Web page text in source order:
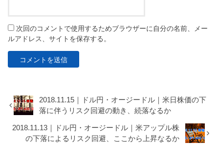
次回のコメントで使用するためブラウザーに自分の名前、メー
ルアドレス、サイトを保存する。
2018.11.15｜ドル円・オージードル｜米日株価の下
落に伴うリスク回避の動き、続落なるか
2018.11.13｜ドル円・オージードル｜米アップル株
の下落によるリスク回避、ここから上昇なるか